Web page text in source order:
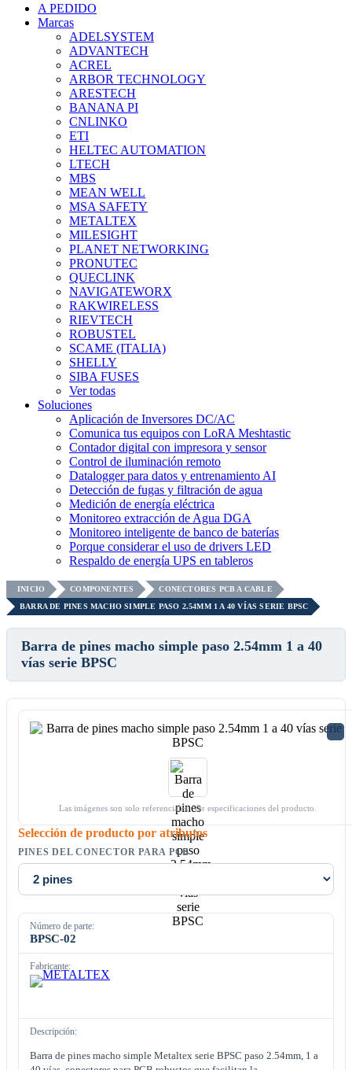
A PEDIDO
Marcas
ADELSYSTEM
ADVANTECH
ACREL
ARBOR TECHNOLOGY
ARESTECH
BANANA PI
CNLINKO
ETI
HELTEC AUTOMATION
LTECH
MBS
MEAN WELL
MSA SAFETY
METALTEX
MILESIGHT
PLANET NETWORKING
PRONUTEC
QUECLINK
NAVIGATEWORX
RAKWIRELESS
RIEVTECH
ROBUSTEL
SCAME (ITALIA)
SHELLY
SIBA FUSES
Ver todas
Soluciones
Aplicación de Inversores DC/AC
Comunica tus equipos con LoRA Meshtastic
Contador digital con impresora y sensor
Control de iluminación remoto
Datalogger para datos y entrenamiento AI
Detección de fugas y filtración de agua
Medición de energía eléctrica
Monitoreo extracción de Agua DGA
Monitoreo inteligente de banco de baterías
Porque considerar el uso de drivers LED
Respaldo de energía UPS en tableros
INICIO COMPONENTES
CONECTORES PCB A CABLE
BARRA DE PINES MACHO SIMPLE PASO 2.54MM 1 A 40 VÍAS SERIE BPSC
Barra de pines macho simple paso 2.54mm 1 a 40
vías serie BPSC
Las imágenes son solo referenciales. Ver especificaciones del producto.
Selección de producto por atributos
PINES DEL CONECTOR PARA PCB
Número de parte:
BPSC-02
Fabricante:
Descripción:
Barra de pines macho simple Metaltex serie BPSC paso 2.54mm, 1 a